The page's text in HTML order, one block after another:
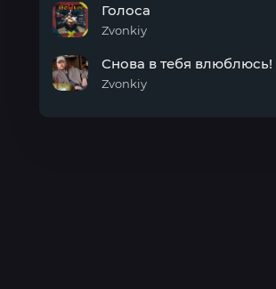
Голоса
Zvonkiy
Снова в тебя влюблюсь!
Zvonkiy